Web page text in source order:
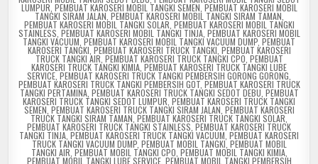
LUMPUR PEMBUAT KAROSERI MOBIL TANGKI SEMEN PEMBUAT KAROSERI MOBIL
TANGKI SIRAM JALAN PEMBUAT KAROSERI MOBIL TANGKI SIRAM TAMAN
PEMBUAT KAROSERI MOBIL TANGKI SOLAR PEMBUAT KAROSERI MOBIL TANGKI
STAINLESS PEMBUAT KAROSERI MOBIL TANGKI TINJA, PEMBUAT KAROSERI MOBIL
TANGKI VACUUM PEMBUAT KAROSERI MOBIL TANGKI VACUUM DUMP PEMBUAT
KAROSERI TANGKI PEMBUAT KAROSERI TRUCK TANGKI PEMBUAT KAROSERI
TRUCK TANGKI AIR PEMBUAT KAROSERI TRUCK TANGKI CPO PEMBUAT
KAROSERI TRUCK TANGKI KIMIA PEMBUAT KAROSERI TRUCK TANGKI LUBE
SERVICE PEMBUAT KAROSERI TRUCK TANGKI PEMBERSIH GORONG GORONG
PEMBUAT KAROSERI TRUCK TANGKI PEMBERSIH GOT, PEMBUAT KAROSERI TRUCK
TANGKI PERTAMINA, PEMBUAT KAROSERI TRUCK TANGKI SEDOT DEBU PEMBUAT
KAROSERI TRUCK TANGKI SEDOT LUMPUR PEMBUAT KAROSERI TRUCK TANGKI
SEMEN PEMBUAT KAROSERI TRUCK TANGKI SIRAM JALAN PEMBUAT KAROSERI
TRUCK TANGKI SIRAM TAMAN PEMBUAT KAROSERI TRUCK TANGKI SOLAR
PEMBUAT KAROSERI TRUCK TANGKI STAINLESS PEMBUAT KAROSERI TRUCK
TANGKI TINJA PEMBUAT KAROSERI TRUCK TANGKI VACUUM PEMBUAT KAROSERI
TRUCK TANGKI VACUUM DUMP, PEMBUAT MOBIL TANGKI, PEMBUAT MOBIL
TANGKI AIR PEMBUAT MOBIL TANGKI CPO PEMBUAT MOBIL TANGKI KIMIA,
PEMBUAT MOBIL TANGKI LUBE SERVICE, PEMBUAT MOBIL TANGKI PEMBERSIH